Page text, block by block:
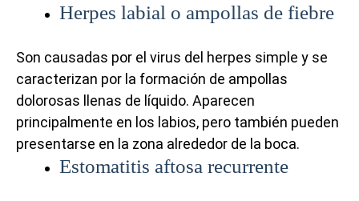
Herpes labial o ampollas de fiebre
Son causadas por el virus del herpes simple y se
caracterizan por la formación de ampollas
dolorosas llenas de líquido. Aparecen
principalmente en los labios, pero también pueden
presentarse en la zona alrededor de la boca.
Estomatitis aftosa recurrente